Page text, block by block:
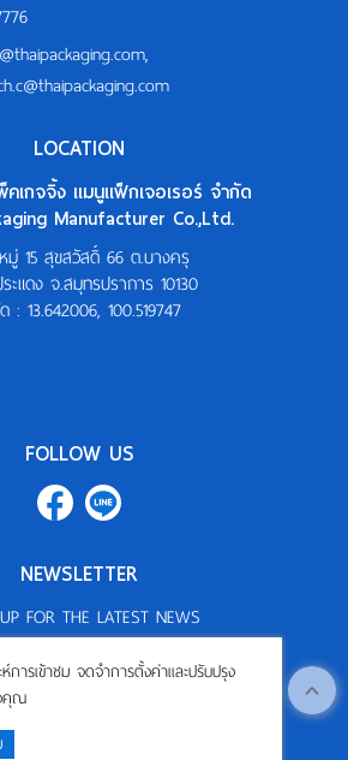
,
LOCATION
เกจจิ้ง แมนูแฟ็กเจอเรอร์ จำกัด
Manufacturer Co.,Ltd.
มู่ 15 สุขสวัสดิ์ 66 ต.บางครุ
ะแดง จ.สมุทรปราการ 10130
: 13.642006, 100.519747
FOLLOW US
NEWSLETTER
FOR THE LATEST NEWS
Subscribe
All Rights Reserved.
การเข้าชม จดจำการตั้งค่าและปรับปรุง
คุณ